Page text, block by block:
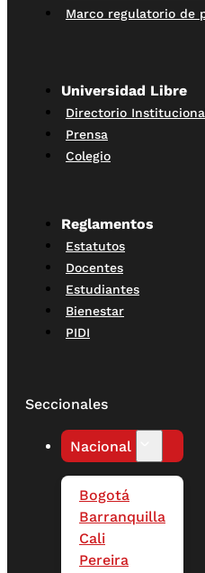
Marco regulatorio de
Universidad Libre
Directorio
Prensa
Colegio
Reglamentos
Estatutos
Docentes
Estudiantes
Bienestar
PIDI
Seccionales
Nacional
Bogotá
Barranquilla
Cali
Pereira